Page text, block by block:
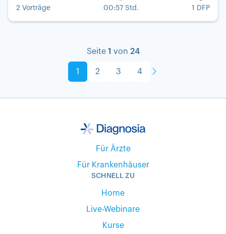
2 Vorträge 00:57 Std. 1 DFP
Seite 1 von 24
1 2 3 4
Für Ärzte
Für Krankenhäuser
SCHNELL ZU
Home
Live-Webinare
Kurse